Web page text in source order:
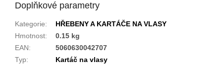
Doplňkové parametry
Kategorie:
HŘEBENY A KARTÁČE NA VLASY
Hmotnost:
0.15 kg
EAN:
5060630042707
Typ:
Kartáč na vlasy